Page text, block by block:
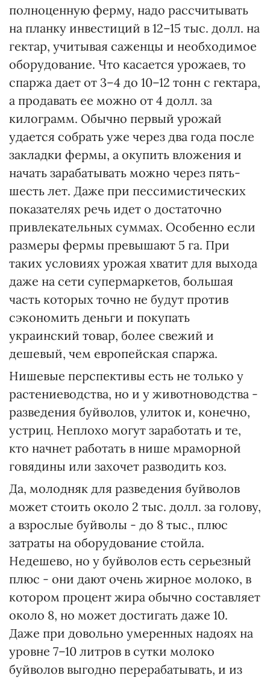
полноценную ферму, надо рассчитывать
на планку инвестиций в 12–15 тыс. долл. на
гектар, учитывая саженцы и необходимое
оборудование. Что касается урожаев, то
спаржа дает от 3–4 до 10–12 тонн с гектара,
а продавать ее можно от 4 долл. за
килограмм. Обычно первый урожай
удается собрать уже через два года после
закладки фермы, а окупить вложения и
начать зарабатывать можно через пять-
шесть лет. Даже при пессимистических
показателях речь идет о достаточно
привлекательных суммах. Особенно если
размеры фермы превышают 5 га. При
таких условиях урожая хватит для выхода
даже на сети супермаркетов, большая
часть которых точно не будут против
сэкономить деньги и покупать
украинский товар, более свежий и
дешевый, чем европейская спаржа.
Нишевые перспективы есть не только у
растениеводства, но и у животноводства -
разведения буйволов, улиток и, конечно,
устриц. Неплохо могут заработать и те,
кто начнет работать в нише мраморной
говядины или захочет разводить коз.
Да, молодняк для разведения буйволов
может стоить около 2 тыс. долл. за голову,
а взрослые буйволы - до 8 тыс., плюс
затраты на оборудование стойла.
Недешево, но у буйволов есть серьезный
плюс - они дают очень жирное молоко, в
котором процент жира обычно составляет
около 8, но может достигать даже 10.
Даже при довольно умеренных надоях на
уровне 7–10 литров в сутки молоко
буйволов выгодно перерабатывать, и из